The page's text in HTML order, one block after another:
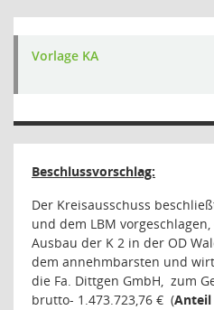
Vorlage KA
Beschlussvorschlag:
Der Kreisausschuss
und dem LBM vorgeschlagen,
Ausbau der K 2 in der OD
dem annehmbarsten und
die Fa. Dittgen GmbH, zum
brutto- 1.473.723,76 € (Anteil